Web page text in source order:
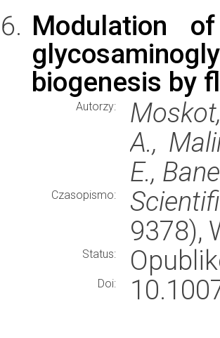
Modulation
biogenesis by
Autorzy:
A.,
E.,
Czasopismo:
9378),
Status:
Doi: